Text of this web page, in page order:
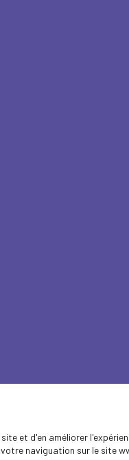
et d'en améliorer
naviguation sur le site